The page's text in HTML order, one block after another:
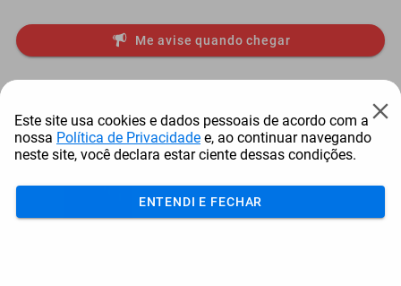
Me avise quando chegar
Este site usa cookies e dados pessoais de acordo com a
nossa Política de Privacidade e, ao continuar navegando
neste site, você declara estar ciente dessas condições.
ENTENDI E FECHAR